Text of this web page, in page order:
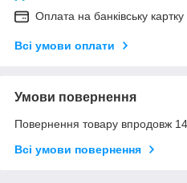
Оплата на банківську картку
Всі умови оплати
Умови повернення
Повернення товару впродовж
Всі умови повернення